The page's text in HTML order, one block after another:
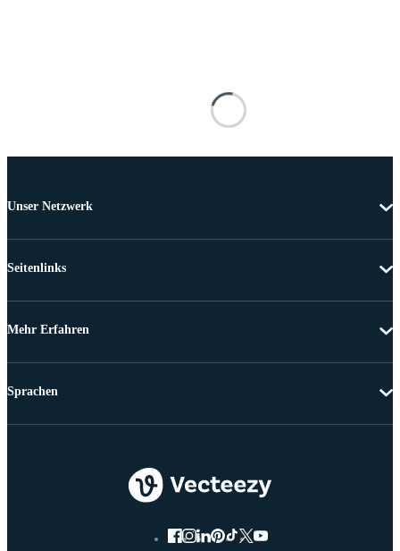
Unser Netzwerk
Seitenlinks
Mehr Erfahren
Sprachen